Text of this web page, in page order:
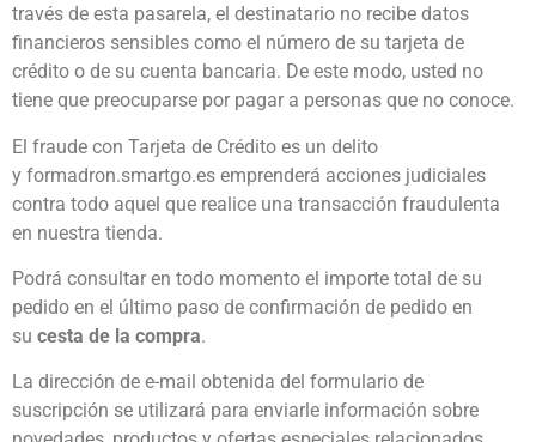
través de esta pasarela, el destinatario no recibe datos
financieros sensibles como el número de su tarjeta de
crédito o de su cuenta bancaria. De este modo, usted no
tiene que preocuparse por pagar a personas que no conoce.
El fraude con Tarjeta de Crédito es un delito
y formadron.smartgo.es emprenderá acciones judiciales
contra todo aquel que realice una transacción fraudulenta
en nuestra tienda.
Podrá consultar en todo momento el importe total de su
pedido en el último paso de confirmación de pedido en
su cesta de la compra.
La dirección de e-mail obtenida del formulario de
suscripción se utilizará para enviarle información sobre